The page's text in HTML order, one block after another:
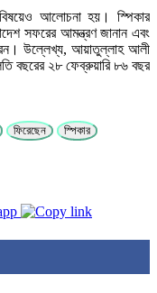
আলোচনা হয়। স্পিকার
সফরের আমন্ত্রণ জানান এবং
উল্লেখ্য, আয়াতুল্লাহ আলী
বছরের ২৮ ফেব্রুয়ারি ৮৬ বছর
ফিরেছেন স্পিকার